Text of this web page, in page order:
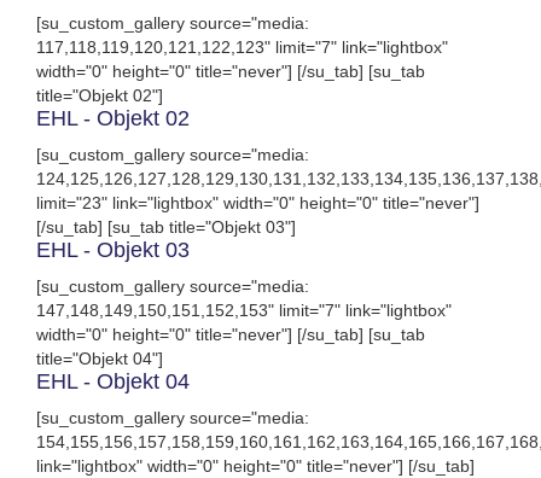
[su_custom_gallery source="media:
117,118,119,120,121,122,123" limit="7" link="lightbox"
width="0" height="0" title="never"] [/su_tab] [su_tab
title="Objekt 02"]
EHL - Objekt 02
[su_custom_gallery source="media:
limit="23" link="lightbox" width="0" height="0" title="never"]
[/su_tab] [su_tab title="Objekt 03"]
EHL - Objekt 03
[su_custom_gallery source="media:
147,148,149,150,151,152,153" limit="7" link="lightbox"
width="0" height="0" title="never"] [/su_tab] [su_tab
title="Objekt 04"]
EHL - Objekt 04
[su_custom_gallery source="media:
link="lightbox" width="0" height="0" title="never"] [/su_tab]